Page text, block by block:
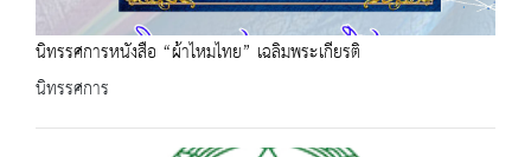
นิทรรศการหนังสือ “ผ้าไหมไทย” เฉลิมพระเกียรติ
นิทรรศการ